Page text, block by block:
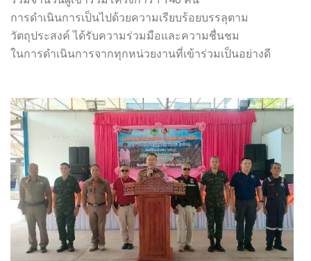
การดำเนินการเป็นไปด้วยความเรียบร้อยบรรลุตาม
วัตถุประสงค์ ได้รับความร่วมมือและความชื่นชม
ในการดำเนินการจากทุกหน่วยงานที่เข้าร่วมเป็นอย่างดี